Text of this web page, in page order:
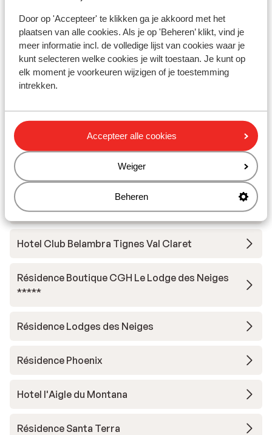
Door op 'Accepteer' te klikken ga je akkoord met het
plaatsen van alle cookies. Als je op 'Beheren’ klikt, vind je
meer informatie incl. de volledige lijst van cookies waar je
kunt selecteren welke cookies je wilt toestaan. Je kunt op
elk moment je voorkeuren wijzigen of je toestemming
intrekken.
Accepteer alle cookies
Weiger
Beheren
Andere accommodaties in Tignes - Val
d'Isère
Hotel Voulezvous
Chalet Skadi - extra ingekocht
Résidence Le Taos
Résidence Le Bec Rouge
Résidence Le Jhana
Hotel Club Belambra Tignes Val Claret
Résidence Boutique CGH Le Lodge des Neiges
*****
Résidence Lodges des Neiges
Résidence Phoenix
Hotel l'Aigle du Montana
Résidence Santa Terra